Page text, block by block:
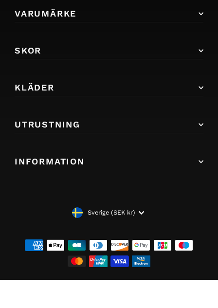
VARUMÄRKE
SKOR
KLÄDER
UTRUSTNING
INFORMATION
VALUTASverige (SEK kr)